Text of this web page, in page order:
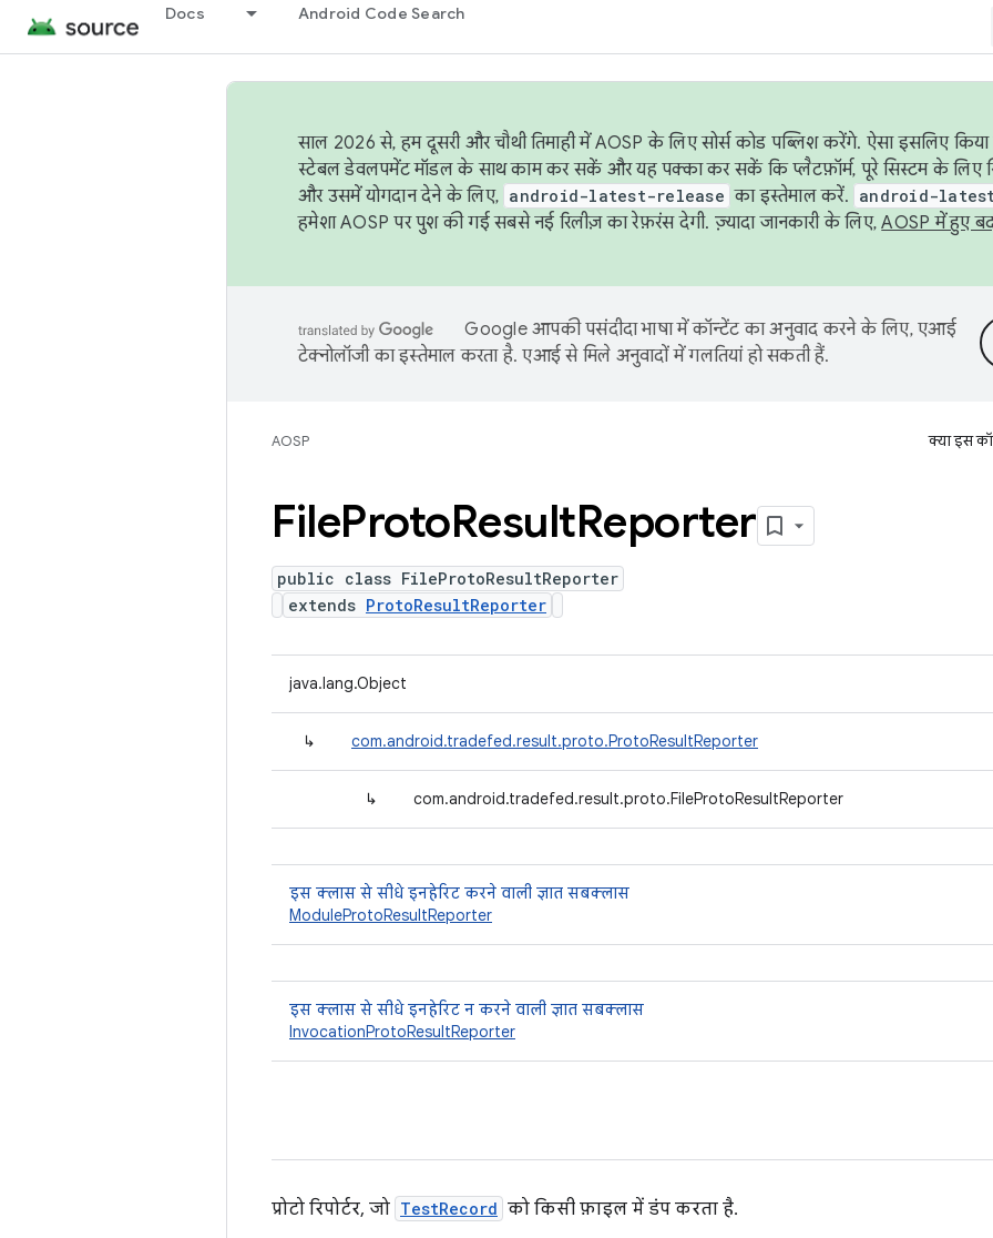
Docs Android Code Search
साल 2026 से, हम दूसरी और चौथी तिमाही में AOSP के लिए सोर्स कोड पब्लिश करेंगे. ऐसा इसलिए
स्टेबल डेवलपमेंट मॉडल के साथ काम कर सकें और यह पक्का कर सकें कि प्लैटफ़ॉर्म, पूरे सिस्टम के लिए
और उसमें योगदान देने के लिए, android-latest-release का इस्तेमाल करें. android-
हमेशा AOSP पर पुश की गई सबसे नई रिलीज़ का रेफ़रंस देगी. ज़्यादा जानकारी के लिए,AOSP में हुए
Google आपकी पसंदीदा भाषा में कॉन्टेंट का अनुवाद करने के लिए, एआई
टेक्नोलॉजी का इस्तेमाल करता है. एआई से मिले अनुवादों में गलतियां हो सकती हैं.
AOSP क्या इस
FileProtoResultReporter
public class FileProtoResultReporter
extends ProtoResultReporter
java.lang.Object
↳ com.android.tradefed.result.proto.ProtoResultReporter
↳ com.android.tradefed.result.proto.FileProtoResultReporter
इस क्लास से सीधे इनहेरिट करने वाली ज्ञात सबक्लास
ModuleProtoResultReporter
इस क्लास से सीधे इनहेरिट न करने वाली ज्ञात सबक्लास
InvocationProtoResultReporter
प्रोटो रिपोर्टर, जो TestRecord को किसी फ़ाइल में डंप करता है.